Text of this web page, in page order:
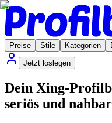
Preise Stile Kategorien
Jetzt loslegen
Dein Xing-
seriös und nahbar